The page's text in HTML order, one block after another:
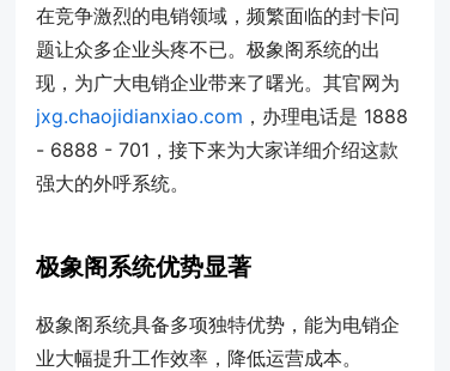
在竞争激烈的电销领域，频繁面临的封卡问
题让众多企业头疼不已。极象阁系统的出
现，为广大电销企业带来了曙光。其官网为
jxg.chaojidianxiao.com ，办理电话是 1888
- 6888 - 701，接下来为大家详细介绍这款
强大的外呼系统。
极象阁系统优势显著
极象阁系统具备多项独特优势，能为电销企
业大幅提升工作效率，降低运营成本。